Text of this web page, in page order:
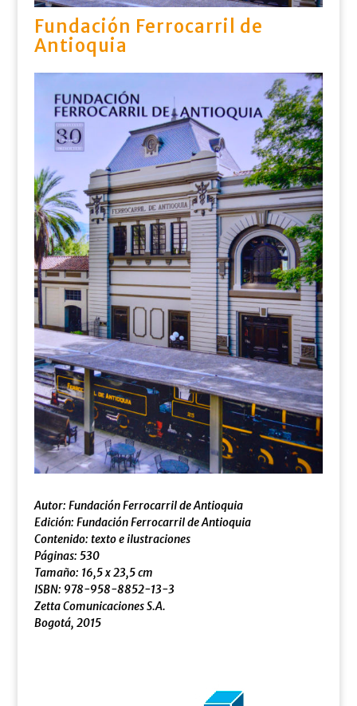
Fundación Ferrocarril de
Antioquia
Autor: Fundación Ferrocarril de Antioquia
Edición: Fundación Ferrocarril de Antioquia
Contenido: texto e ilustraciones
Páginas: 530
Tamaño: 16,5 x 23,5 cm
ISBN: 978-958-8852-13-3
Zetta Comunicaciones S.A.
Bogotá, 2015